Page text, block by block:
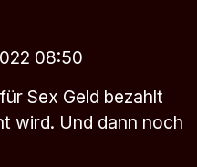
08:50
Sex Geld bezahlt
wird. Und dann noch